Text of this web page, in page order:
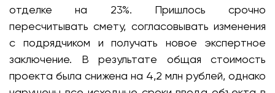
отделке на 23%. Пришлось срочно
пересчитывать смету, согласовывать изменения
с подрядчиком и получать новое экспертное
заключение. В результате общая стоимость
проекта была снижена на 4,2 млн рублей, однако